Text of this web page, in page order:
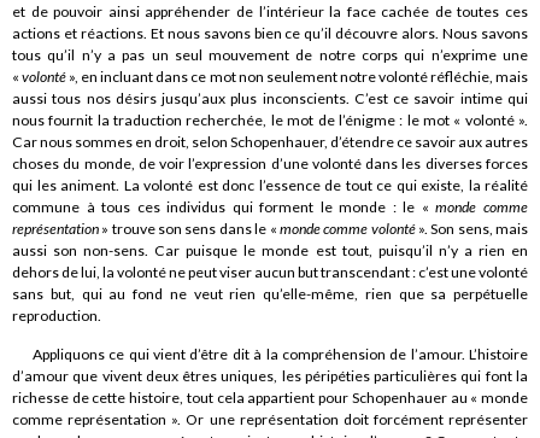
et de pouvoir ainsi appréhender de l’intérieur la face cachée de toutes ces
actions et réactions. Et nous savons bien ce qu’il découvre alors. Nous savons
tous qu’il n’y a pas un seul mouvement de notre corps qui n’exprime une
«volonté », en incluant dans ce mot non seulement notre volonté réfléchie, mais
aussi tous nos désirs jusqu’aux plus inconscients. C’est ce savoir intime qui
nous fournit la traduction recherchée, le mot de l’énigme : le mot « volonté ».
Car nous sommes en droit, selon Schopenhauer, d’étendre ce savoir aux autres
choses du monde, de voir l’expression d’une volonté dans les diverses forces
qui les animent. La volonté est donc l’essence de tout ce qui existe, la réalité
commune à tous ces individus qui forment le monde : le «monde comme
représentation » trouve son sens dans le « monde comme volonté». Son sens, mais
aussi son non-sens. Car puisque le monde est tout, puisqu’il n’y a rien en
dehors de lui, la volonté ne peut viser aucun but transcendant : c’est une volonté
sans but, qui au fond ne veut rien qu’elle-même, rien que sa perpétuelle
reproduction.
Appliquons ce qui vient d’être dit à la compréhension de l’amour. L’histoire
d’amour que vivent deux êtres uniques, les péripéties particulières qui font la
richesse de cette histoire, tout cela appartient pour Schopenhauer au « monde
comme représentation ». Or une représentation doit forcément représenter